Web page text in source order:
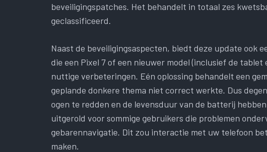
beveiligingspatches. Het behandelt in totaal zes
geclassificeerd.
Naast de beveiligingsaspecten, biedt deze update ook
die een Pixel 7 of een nieuwer model (inclusief de
nuttige verbeteringen. Eén oplossing behandelt een
geplande donkere thema niet correct werkte. Dus
ogen te redden en de levensduur van de batterij
uitgerold voor sommige gebruikers die problemen
gebarennavigatie. Dit zou interactie met uw telefoon
maken.